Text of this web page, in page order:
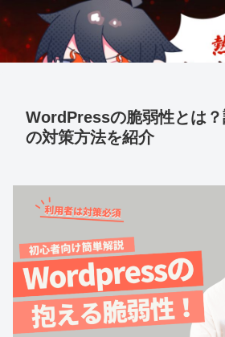
WordPressの脆弱性とは
の対策方法を紹介